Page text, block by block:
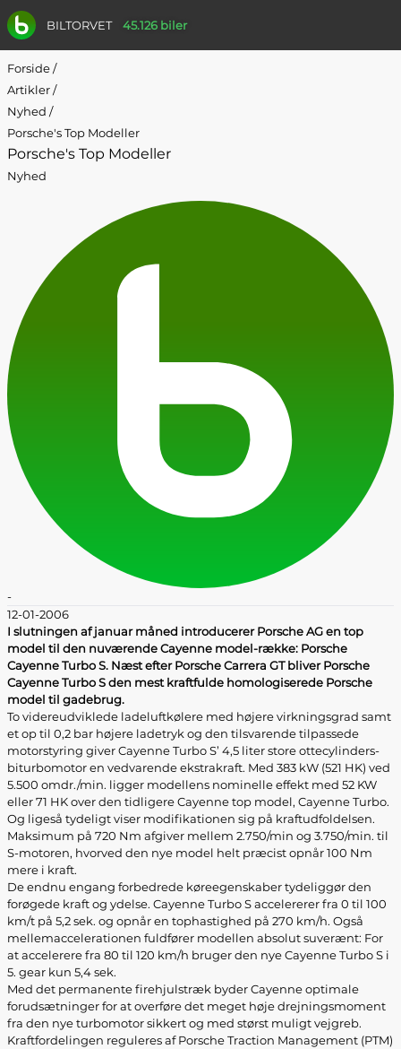
BILTORVET 45.126 biler
Forside/
Artikler/
Nyhed /
Porsche's Top Modeller
Porsche's Top Modeller
Nyhed
-
12-01-2006
I slutningen af januar måned introducerer Porsche AG en top
model til den nuværende Cayenne model-række: Porsche
Cayenne Turbo S. Næst efter Porsche Carrera GT bliver Porsche
Cayenne Turbo S den mest kraftfulde homologiserede Porsche
model til gadebrug.
To videreudviklede ladeluftkølere med højere virkningsgrad samt
et op til 0,2 bar højere ladetryk og den tilsvarende tilpassede
motorstyring giver Cayenne Turbo S’ 4,5 liter store ottecylinders-
biturbomotor en vedvarende ekstrakraft. Med 383 kW (521 HK) ved
5.500 omdr./min. ligger modellens nominelle effekt med 52 KW
eller 71 HK over den tidligere Cayenne top model, Cayenne Turbo.
Og ligeså tydeligt viser modifikationen sig på kraftudfoldelsen.
Maksimum på 720 Nm afgiver mellem 2.750/min og 3.750/min. til
S-motoren, hvorved den nye model helt præcist opnår 100 Nm
mere i kraft.
De endnu engang forbedrede køreegenskaber tydeliggør den
forøgede kraft og ydelse. Cayenne Turbo S accelererer fra 0 til 100
km/t på 5,2 sek. og opnår en tophastighed på 270 km/h. Også
mellemaccelerationen fuldfører modellen absolut suverænt: For
at accelerere fra 80 til 120 km/h bruger den nye Cayenne Turbo S i
5. gear kun 5,4 sek.
Med det permanente firehjulstræk byder Cayenne optimale
forudsætninger for at overføre det meget høje drejningsmoment
fra den nye turbomotor sikkert og med størst muligt vejgreb.
Kraftfordelingen reguleres af Porsche Traction Management (PTM)